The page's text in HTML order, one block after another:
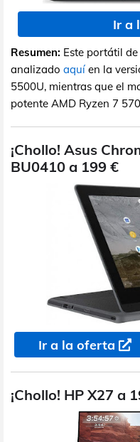
Ir a
Resumen: Este portátil
analizado aquí en la
5500U, mientras que el
potente AMD Ryzen 7
¡Chollo! Asus
BU0410 a 199 €
Ir a la oferta
¡Chollo! HP X27 a